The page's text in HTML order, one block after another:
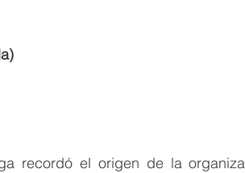
recordó el origen de la